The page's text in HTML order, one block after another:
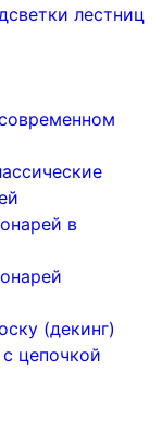
лестниц
в
(декинг)
цепочкой